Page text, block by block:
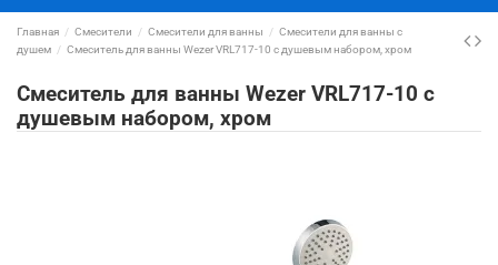
Главная Смесители Смесители для ванны
Смесители для ванны с
душем
Смеситель для ванны Wezer VRL717-10 с душевым набором, хром
Смеситель для ванны Wezer VRL717-10 с
душевым набором, хром